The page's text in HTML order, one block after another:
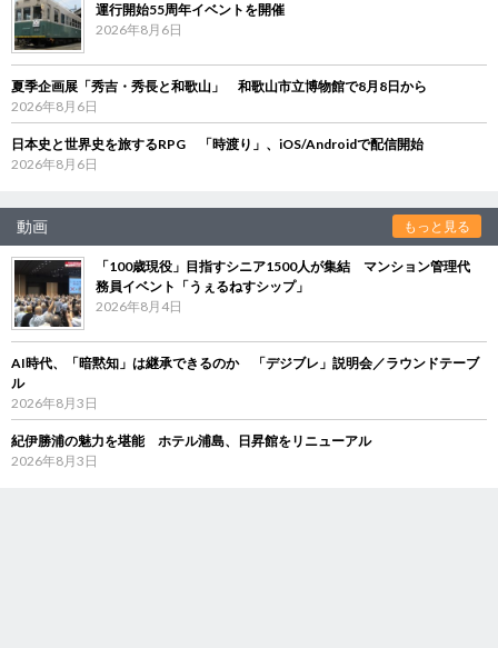
運行開始55周年イベントを開催
2026年8月6日
夏季企画展「秀吉・秀長と和歌山」 和歌山市立博物館で8月8日から
2026年8月6日
日本史と世界史を旅するRPG 「時渡り」、iOS/Androidで配信開始
2026年8月6日
動画 もっと見る
「100歳現役」目指すシニア1500人が集結 マンション管理代
務員イベント「うぇるねすシップ」
2026年8月4日
AI時代、「暗黙知」は継承できるのか 「デジブレ」説明会／ラウンドテーブ
ル
2026年8月3日
紀伊勝浦の魅力を堪能 ホテル浦島、日昇館をリニューアル
2026年8月3日